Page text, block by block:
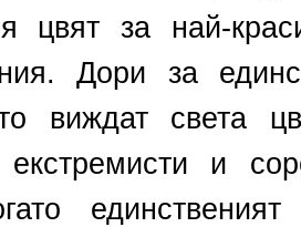
цвят за най-
Дори за
виждат света
екстремисти и